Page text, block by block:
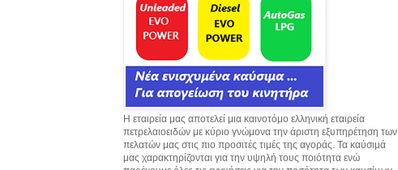
Η εταιρεία μας αποτελεί μια καινοτόμο ελληνική εταιρεία
πετρελαιοειδών με κύριο γνώμονα την άριστη εξυπηρέτηση των
πελατών μας στις πιο προσιτές τιμές της αγοράς. Τα καύσιμά
μας χαρακτηρίζονται για την υψηλή τους ποιότητα ενώ